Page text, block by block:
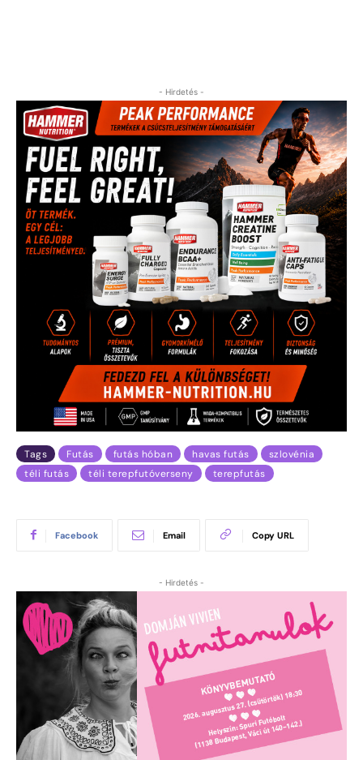
- Hirdetés -
Tags Futás futás hóban havas futás
szlovénia
téli futás
téli terepfutóverseny terepfutás
Facebook Email Copy URL
- Hirdetés -